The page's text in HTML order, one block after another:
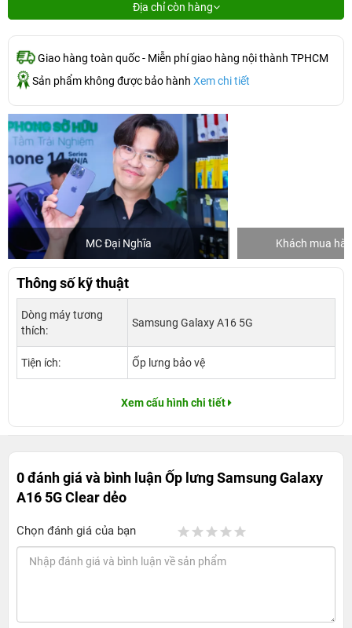
Địa chỉ còn hàng
Giao hàng toàn quốc - Miễn phí giao hàng nội thành TPHCM
Sản phẩm không được bảo hành Xem chi tiết
MC Đại Nghĩa Khách mua
Thông số kỹ thuật
Dòng máy tương
thích:
Samsung Galaxy A16 5G
Tiện ích: Ốp lưng bảo vệ
Xem cấu hình chi tiết
0 đánh giá và bình luậnỐp lưng Samsung Galaxy
A16 5G Clear dẻo
Chọn đánh giá của bạn